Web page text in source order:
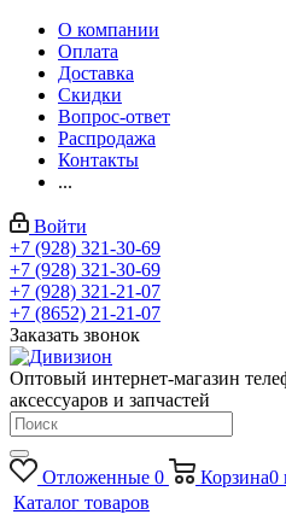
О компании
Оплата
Доставка
Скидки
Вопрос-ответ
Распродажа
Контакты
...
Войти
+7 (928) 321-30-69
+7 (928) 321-30-69
+7 (928) 321-21-07
+7 (8652) 21-21-07
Заказать звонок
Оптовый интернет-магазин
аксессуаров и запчастей
Отложенные 0 Корзина0
Каталог товаров